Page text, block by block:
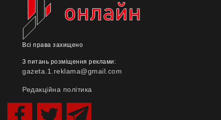
Всі права захищено
З питань розміщення реклами:
gazeta.1.reklama@gmail.com
Редакційна політика